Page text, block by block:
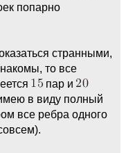
попарно
странными,
то все
пар и
в виду полный
все ребра одного